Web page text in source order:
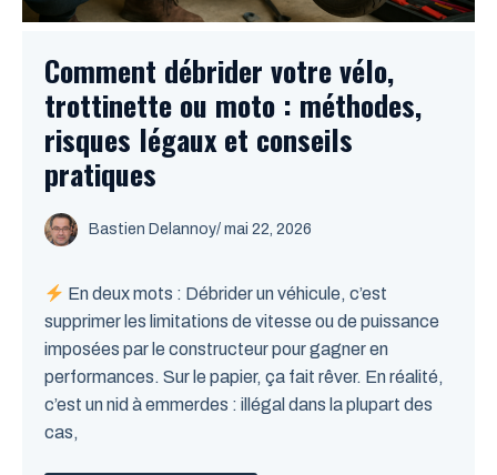
Comment débrider votre vélo,
trottinette ou moto : méthodes,
risques légaux et conseils
pratiques
Bastien Delannoy/ mai 22, 2026
En deux mots : Débrider un véhicule, c’est
supprimer les limitations de vitesse ou de puissance
imposées par le constructeur pour gagner en
performances. Sur le papier, ça fait rêver. En réalité,
c’est un nid à emmerdes : illégal dans la plupart des
cas,